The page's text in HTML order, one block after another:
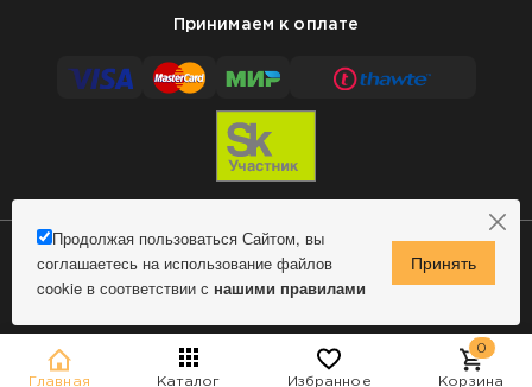
Главная Каталог Избранное Корзина
0
Продолжая пользоваться Сайтом, вы
соглашаетесь на использование файлов
cookie в соответствии с нашими правилами
Принимаем к оплате
© 2009 - 2026 Remontnick.ru.Сделано в MindMachine
Политика конфиденциальности